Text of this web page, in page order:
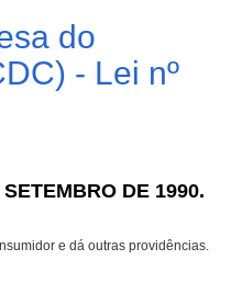
do
- Lei nº
DE 1990.
e dá outras providências.